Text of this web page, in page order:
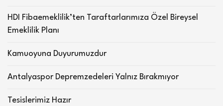
HDI Fibaemeklilik’ten Taraftarlarımıza Özel Bireysel
Emeklilik Planı
Kamuoyuna Duyurumuzdur
Antalyaspor Depremzedeleri Yalnız Bırakmıyor
Tesislerimiz Hazır